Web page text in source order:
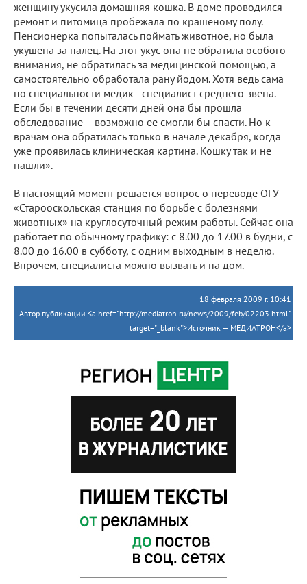
женщину укусила домашняя кошка. В доме проводился
ремонт и питомица пробежала по крашеному полу.
Пенсионерка попыталась поймать животное, но была
укушена за палец. На этот укус она не обратила особого
внимания, не обратилась за медицинской помощью, а
самостоятельно обработала рану йодом. Хотя ведь сама
по специальности медик - специалист среднего звена.
Если бы в течении десяти дней она бы прошла
обследование – возможно ее смогли бы спасти. Но к
врачам она обратилась только в начале декабря, когда
уже проявилась клиническая картина. Кошку так и не
нашли».
В настоящий момент решается вопрос о переводе ОГУ
«Старооскольская станция по борьбе с болезнями
животных» на круглосуточный режим работы. Сейчас она
работает по обычному графику: с 8.00 до 17.00 в будни, с
8.00 до 16.00 в субботу, с одним выходным в неделю.
Впрочем, специалиста можно вызвать и на дом.
18 февраля 2009 г. 10:41
Автор публикации <a href="http://mediatron.ru/news/2009/feb/02203.html"
target="_blank">Источник — МЕДИАТРОН</a>